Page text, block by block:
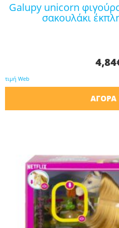
galupy unicorn φιγούρα μονόκερος 9εκ. σε
σακουλάκι
4,84
τιμή Web
ΑΓΟΡΆ